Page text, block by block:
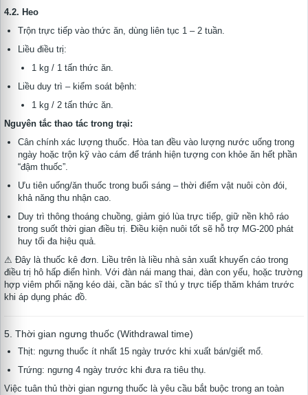
4.2. Heo
Trộn trực tiếp vào thức ăn, dùng liên tục 1 – 2 tuần.
Liều điều trị:
1 kg / 1 tấn thức ăn.
Liều duy trì – kiểm soát bệnh:
1 kg / 2 tấn thức ăn.
Nguyên tắc thao tác trong trại:
Cân chính xác lượng thuốc. Hòa tan đều vào lượng nước uống trong
ngày hoặc trộn kỹ vào cám để tránh hiện tượng con khỏe ăn hết phần
“đậm thuốc”.
Ưu tiên uống/ăn thuốc trong buổi sáng – thời điểm vật nuôi còn đói,
khả năng thu nhận cao.
Duy trì thông thoáng chuồng, giảm gió lùa trực tiếp, giữ nền khô ráo
trong suốt thời gian điều trị. Điều kiện nuôi tốt sẽ hỗ trợ MG-200 phát
huy tối đa hiệu quả.
⚠ Đây là thuốc kê đơn. Liều trên là liều nhà sản xuất khuyến cáo trong
điều trị hô hấp điển hình. Với đàn nái mang thai, đàn con yếu, hoặc trường
hợp viêm phổi nặng kéo dài, cần bác sĩ thú y trực tiếp thăm khám trước
khi áp dụng phác đồ.
5. Thời gian ngưng thuốc (Withdrawal time)
Thịt: ngưng thuốc ít nhất 15 ngày trước khi xuất bán/giết mổ.
Trứng: ngưng 4 ngày trước khi đưa ra tiêu thụ.
Việc tuân thủ thời gian ngưng thuốc là yêu cầu bắt buộc trong an toàn